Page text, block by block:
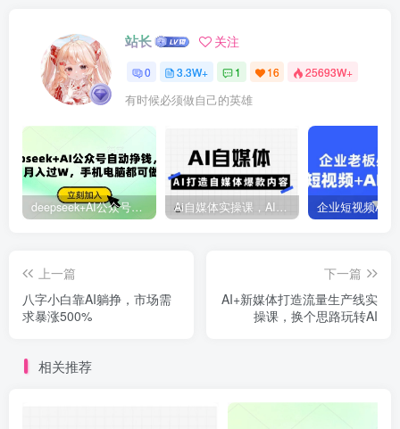
站长 关注
0 3.3W+ 1 16 25693W+
有时候必须做自己的英雄
deepseek+AI公众号自动挣钱，轻松月入过W，手机电脑都可做 Ai自媒体实操课，AI打造自媒体爆款内容
上一篇
八字小白靠AI躺挣，市场需
求暴涨500%
下一篇
AI+新媒体打造流量生产线实
操课，换个思路玩转AI
相关推荐